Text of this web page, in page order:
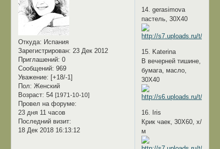
Откуда: Испания
Зарегистрирован: 23 Дек 2012
Приглашений: 0
Сообщений: 969
Уважение: [+18/-1]
Пол: Женский
Возраст: 54 [1971-10-10]
Провел на форуме:
23 дня 11 часов
Последний визит:
18 Дек 2018 16:13:12
14. gerasimova
пастель, 30Х40
15. Katerina
В вечерней тишине,
бумага, масло,
30Х40
16. Iris
Крик чаек, 30Х60, х/
м